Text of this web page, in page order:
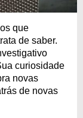
que
de saber.
curiosidade
novas
de novas